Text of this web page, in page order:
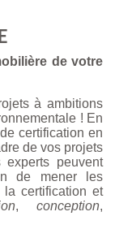
de votre
à ambitions
! En
certification en
de vos projets
peuvent
de mener les
la certification et
, conception,